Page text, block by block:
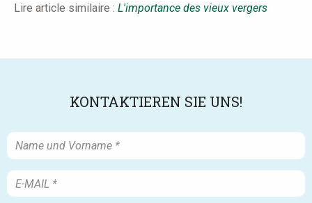
Lire article similaire : L'importance des vieux vergers
KONTAKTIEREN SIE UNS!